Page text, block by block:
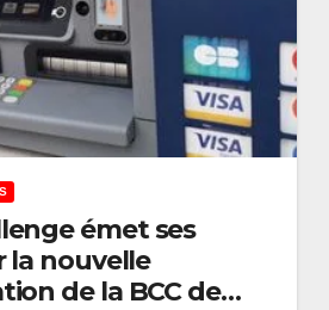
émet ses
la nouvelle
de la BCC de
BANQUES